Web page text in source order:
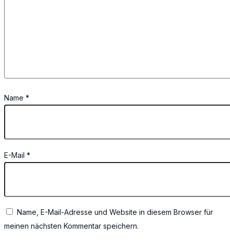
Name *
E-Mail *
Name, E-Mail-Adresse und Website in diesem Browser für
meinen nächsten Kommentar speichern.